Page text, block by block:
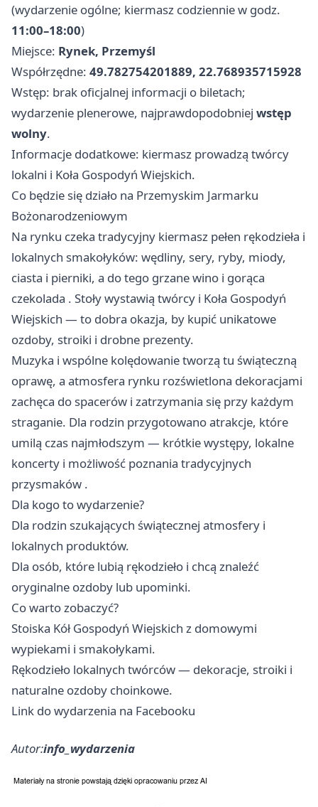
(wydarzenie ogólne; kiermasz codziennie w godz.
11:00–18:00)
Miejsce: Rynek, Przemyśl
Współrzędne: 49.782754201889, 22.768935715928
Wstęp: brak oficjalnej informacji o biletach;
wydarzenie plenerowe, najprawdopodobniej wstęp
wolny.
Informacje dodatkowe: kiermasz prowadzą twórcy
lokalni i Koła Gospodyń Wiejskich.
Co będzie się działo na Przemyskim Jarmarku
Bożonarodzeniowym
Na rynku czeka tradycyjny kiermasz pełen rękodzieła i
lokalnych smakołyków: wędliny, sery, ryby, miody,
ciasta i pierniki, a do tego grzane wino i gorąca
czekolada . Stoły wystawią twórcy i Koła Gospodyń
Wiejskich — to dobra okazja, by kupić unikatowe
ozdoby, stroiki i drobne prezenty.
Muzyka i wspólne kolędowanie tworzą tu świąteczną
oprawę, a atmosfera rynku rozświetlona dekoracjami
zachęca do spacerów i zatrzymania się przy każdym
straganie. Dla rodzin przygotowano atrakcje, które
umilą czas najmłodszym — krótkie występy, lokalne
koncerty i możliwość poznania tradycyjnych
przysmaków .
Dla kogo to wydarzenie?
Dla rodzin szukających świątecznej atmosfery i
lokalnych produktów.
Dla osób, które lubią rękodzieło i chcą znaleźć
oryginalne ozdoby lub upominki.
Co warto zobaczyć?
Stoiska Kół Gospodyń Wiejskich z domowymi
wypiekami i smakołykami.
Rękodzieło lokalnych twórców — dekoracje, stroiki i
naturalne ozdoby choinkowe.
Link do wydarzenia na Facebooku
Autor:info_wydarzenia